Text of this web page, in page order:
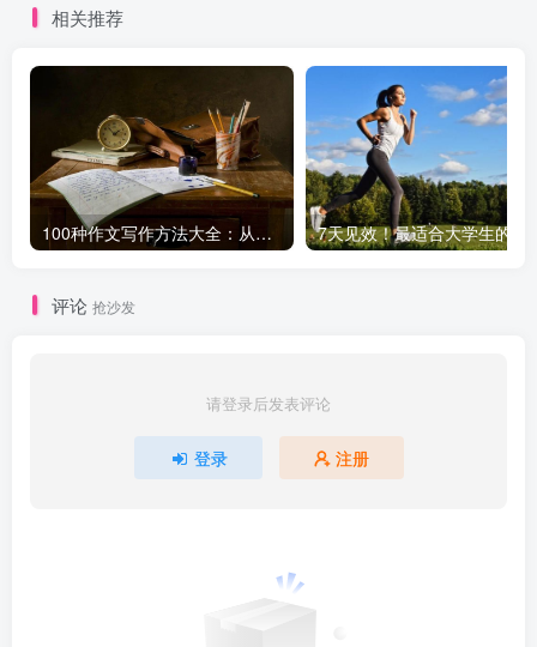
相关推荐
100种作文写作方法大全：从基础到高级，轻松提升写作水平！
评论 抢沙发
请登录后发表评论
登录 注册